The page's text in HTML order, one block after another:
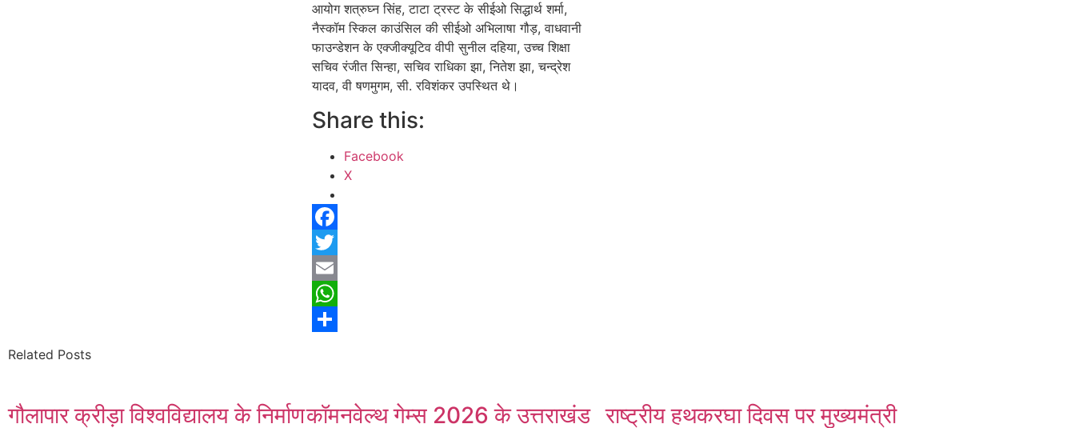
आयोग शत्रुघ्न सिंह, टाटा ट्रस्ट के सीईओ सिद्धार्थ शर्मा,
नैस्कॉम स्किल काउंसिल की सीईओ अभिलाषा गौड़, वाधवानी
फाउन्डेशन के एक्जीक्यूटिव वीपी सुनील दहिया, उच्च शिक्षा
सचिव रंजीत सिन्हा, सचिव राधिका झा, नितेश झा, चन्द्रेश
यादव, वी षणमुगम, सी. रविशंकर उपस्थित थे।
Share this:
Facebook
X
Facebook
Twitter
Email
WhatsApp
Related Posts
गौलापार क्रीड़ा विश्वविद्यालय के निर्माणकॉमनवेल्थ गेम्स 2026 के उत्तराखंड राष्ट्रीय हथकरघा दिवस पर मुख्यमंत्री